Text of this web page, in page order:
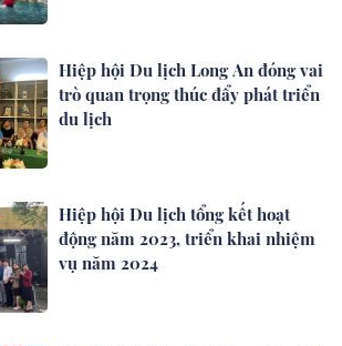
Hiệp hội Du lịch Long An đóng vai
trò quan trọng thúc đẩy phát triển
du lịch
Hiệp hội Du lịch tổng kết hoạt
động năm 2023, triển khai nhiệm
vụ năm 2024